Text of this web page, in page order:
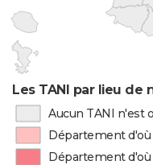
Les TANI par lieu de
Aucun TANI n'est
Département
Département d'où